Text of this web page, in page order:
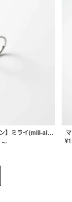
【限定デザイン】ミライ(mill-ai)リング
〜 ¥